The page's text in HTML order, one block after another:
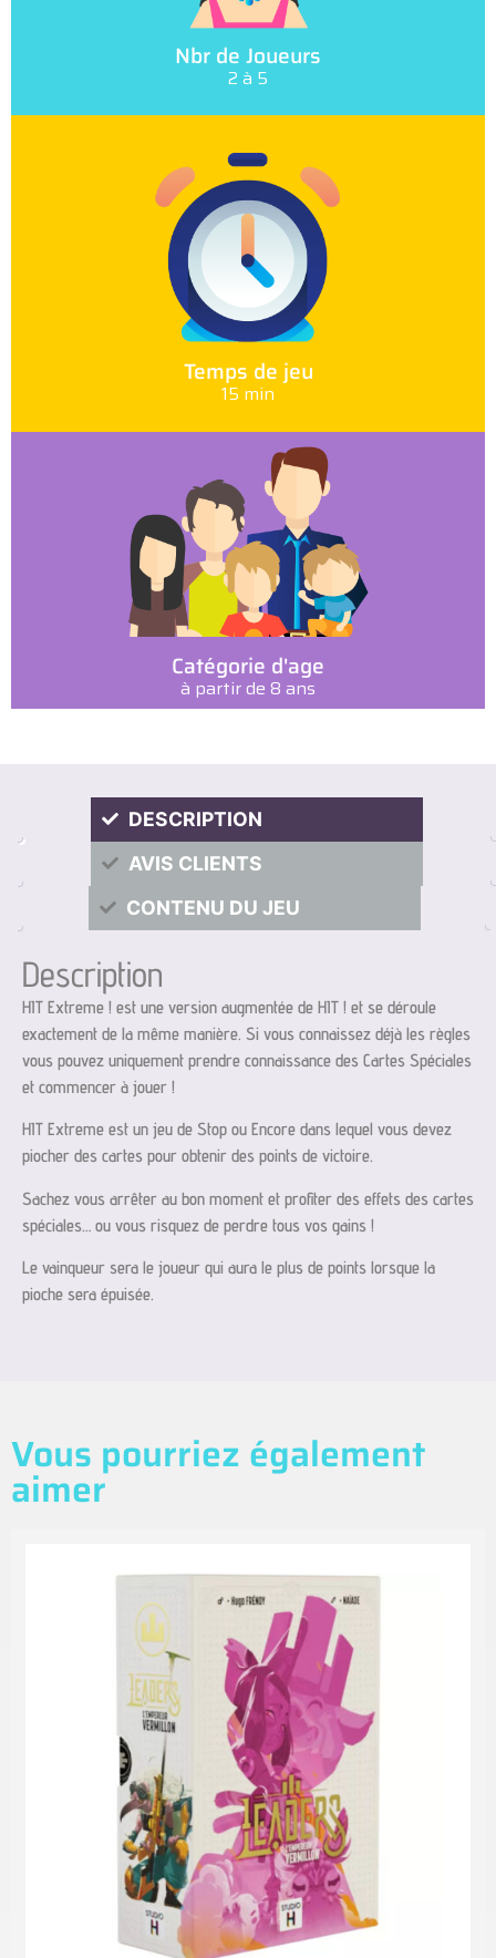
Nbr de Joueurs
2 à 5
Temps de jeu
15 min
Catégorie d'age
à partir de 8 ans
DESCRIPTION
AVIS CLIENTS
CONTENU DU JEU
Description
HIT Extreme ! est une version augmentée de HIT ! et se déroule
exactement de la même manière. Si vous connaissez déjà les règles
vous pouvez uniquement prendre connaissance des Cartes Spéciales
et commencer à jouer !
HIT Extreme est un jeu de Stop ou Encore dans lequel vous devez
piocher des cartes pour obtenir des points de victoire.
Sachez vous arrêter au bon moment et profiter des effets des cartes
spéciales… ou vous risquez de perdre tous vos gains !
Le vainqueur sera le joueur qui aura le plus de points lorsque la
pioche sera épuisée.
Vous pourriez également
aimer